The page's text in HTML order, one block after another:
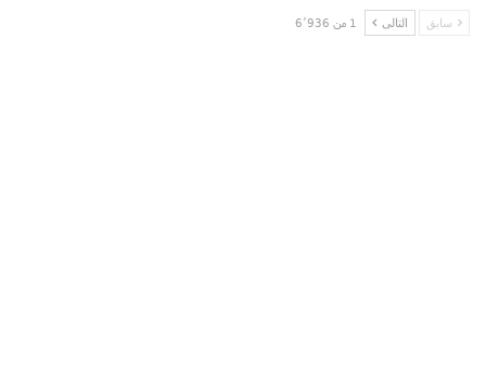
سابق التالى 1 من 6٬936